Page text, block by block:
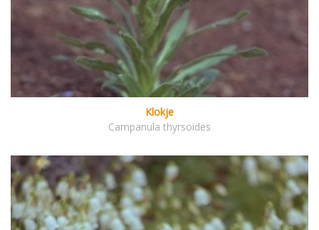
Klokje
Campanula thyrsoides